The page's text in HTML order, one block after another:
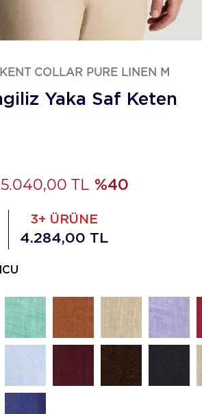
COLLAR PURE LINEN M
Yaka Saf Keten
5.040,00 TL %40
3+ ÜRÜNE
4.284,00 TL